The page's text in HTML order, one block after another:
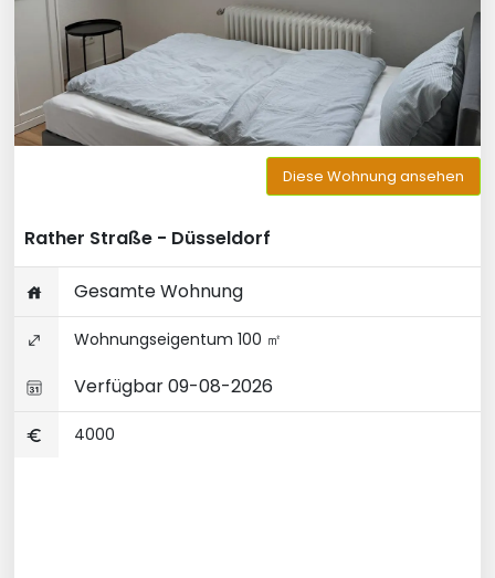
Diese Wohnung ansehen
Rather Straße - Düsseldorf
Gesamte Wohnung
Wohnungseigentum 100 ㎡
Verfügbar 09-08-2026
4000